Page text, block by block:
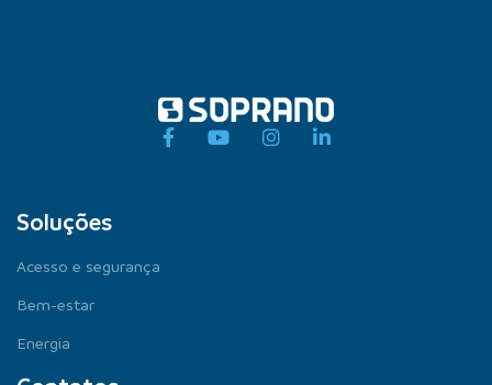
Soluções
Acesso e segurança
Bem-estar
Energia